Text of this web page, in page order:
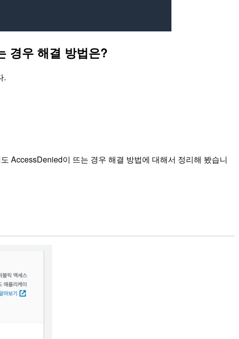
경우 해결 방법은?
.
AccessDenied이 뜨는 경우 해결 방법에 대해서 정리해 봤습니